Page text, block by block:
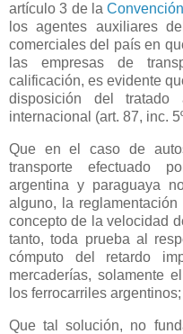
artículo 3 de laConvención
los agentes auxiliares
comerciales del país en
las empresas de
calificación, es evidente
disposición del tratado
internacional (art. 87, inc.
Que en el caso de
transporte efectuado
argentina y paraguaya
alguno, la
concepto de la velocidad
tanto, toda prueba al
cómputo del retardo
mercaderías, solamente
los ferrocarriles argentinos;
Que tal solución, no